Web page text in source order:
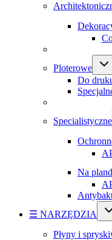
Ploterowe
Do
Specialistyczne
Na
☰ NARZĘDZIA
Płyny i